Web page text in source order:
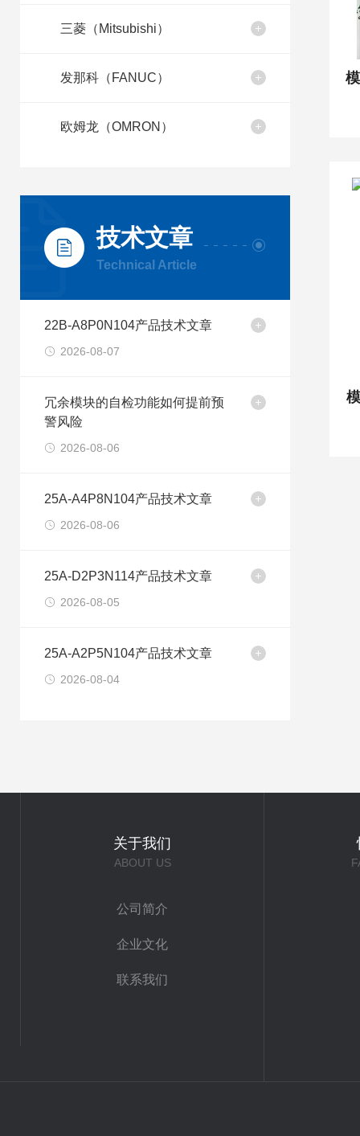
三菱（Mitsubishi）
发那科（FANUC）
欧姆龙（OMRON）
技术文章
Technical Article
22B-A8P0N104产品技术文章
2026-08-07
冗余模块的自检功能如何提前预
警风险
2026-08-06
25A-A4P8N104产品技术文章
2026-08-06
25A-D2P3N114产品技术文章
2026-08-05
25A-A2P5N104产品技术文章
2026-08-04
关于我们
ABOUT US
公司简介
企业文化
联系我们